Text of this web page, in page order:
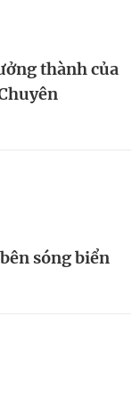
thành của
sóng biển